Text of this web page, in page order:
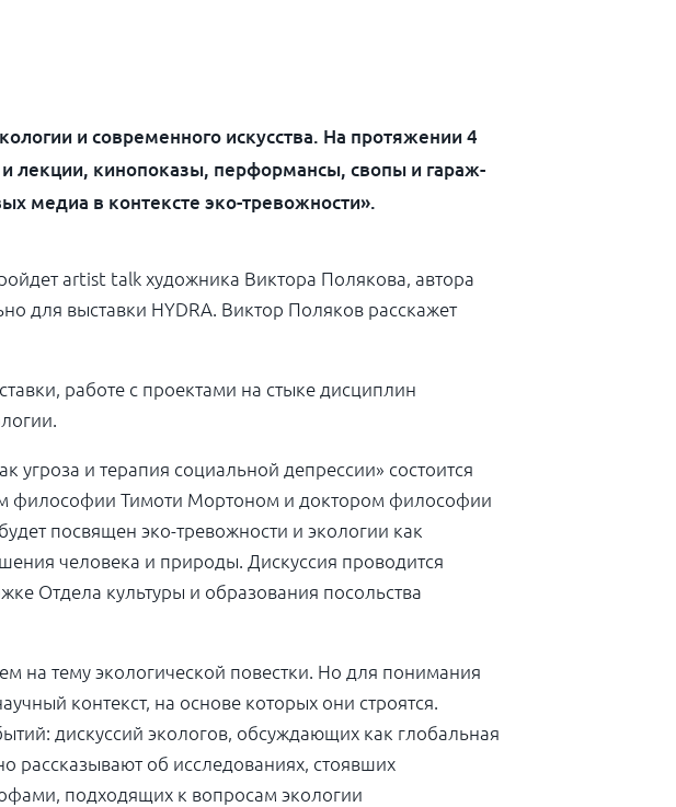
и современного искусства. На протяжении 4
лекции, кинопоказы, перформансы, свопы и гараж-
медиа в контексте эко-тревожности».
artist talk художника Виктора Полякова, автора
для выставки HYDRA. Виктор Поляков расскажет
работе с проектами на стыке дисциплин
и терапия социальной депрессии» состоится
философии Тимоти Мортоном и доктором философии
посвящен эко-тревожности и экологии как
человека и природы. Дискуссия проводится
Отдела культуры и образования посольства
на тему экологической повестки. Но для понимания
контекст, на основе которых они строятся.
дискуссий экологов, обсуждающих как глобальная
рассказывают об исследованиях, стоявших
подходящих к вопросам экологии